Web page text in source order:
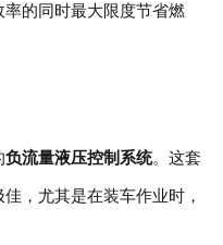
的同时最大限度节省燃
负流量液压控制系统。这套
，尤其是在装车作业时，